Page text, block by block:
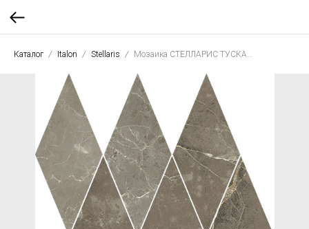
Каталог Italon Stellaris